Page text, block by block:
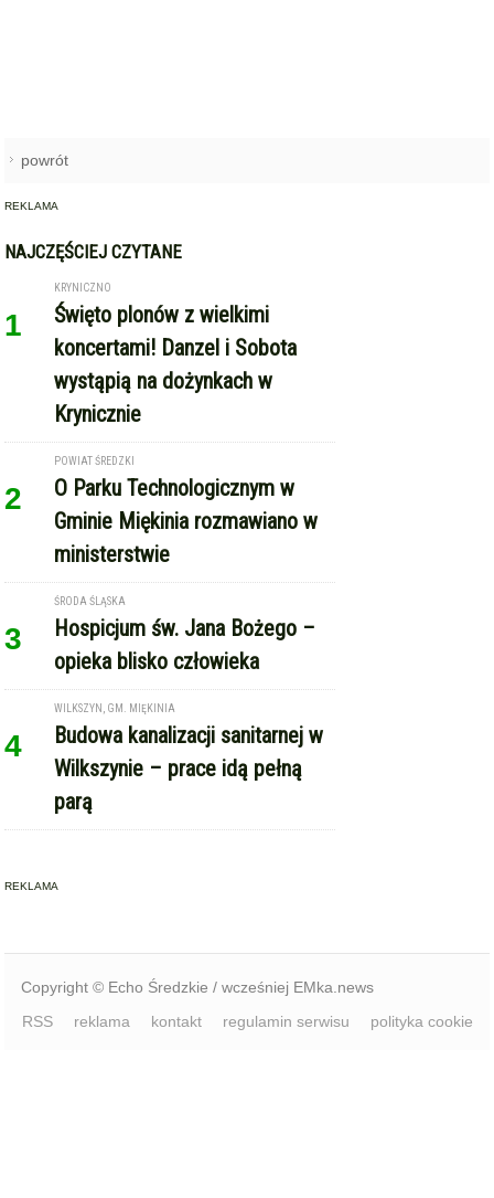
powrót
REKLAMA
NAJCZĘŚCIEJ CZYTANE
1
KRYNICZNO
Święto plonów z wielkimi
koncertami! Danzel i Sobota
wystąpią na dożynkach w
Krynicznie
2
POWIAT ŚREDZKI
O Parku Technologicznym w
Gminie Miękinia rozmawiano w
ministerstwie
3
ŚRODA ŚLĄSKA
Hospicjum św. Jana Bożego –
opieka blisko człowieka
4
WILKSZYN, GM. MIĘKINIA
Budowa kanalizacji sanitarnej w
Wilkszynie – prace idą pełną
parą
REKLAMA
Copyright © Echo Średzkie / wcześniej EMka.news
RSS
reklama kontakt regulamin serwisu polityka cookie